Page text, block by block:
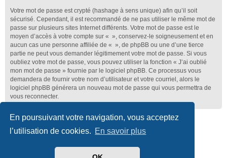
En poursuivant votre navigation, vous acceptez
l’utilisation de cookies. En savoir plus
Votre mot de passe est crypté (hashage à sens unique) afin qu’il soit
sécurisé. Cependant, il est recommandé de ne pas utiliser le même mot de
passe sur plusieurs sites Internet différents. Votre mot de passe est le
moyen d’accès à votre compte sur « », conservez-le soigneusement et en
aucun cas une personne affiliée de « », de phpBB ou une d’une tierce
partie ne peut vous demander légitimement votre mot de passe. Si vous
oubliez votre mot de passe, vous pouvez utiliser la fonction « J’ai oublié
mon mot de passe » fournie par le logiciel phpBB. Ce processus vous
demandera de fournir votre nom d’utilisateur et votre courriel, alors le
logiciel phpBB générera un nouveau mot de passe qui vous permettra de
vous reconnecter.